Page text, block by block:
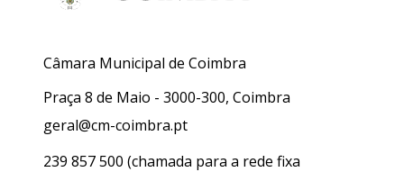
Câmara Municipal de Coimbra
Praça 8 de Maio - 3000-300, Coimbra
geral@cm-coimbra.pt
239 857 500 (chamada para a rede fixa